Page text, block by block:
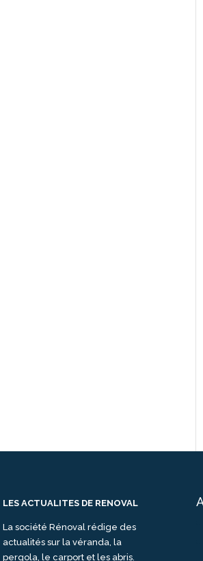
LES ACTUALITES DE RENOVAL
La société Rénoval rédige des
actualités sur la véranda, la
pergola, le carport et les abris.